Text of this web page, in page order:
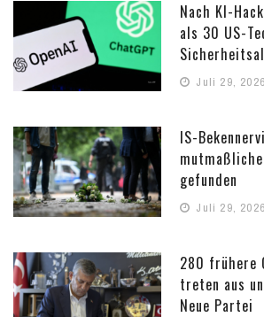
Nach KI-
als 30 US-
Juli 29, 2026
IS-
gefunden
Juli 29, 2026
280 frühere
treten aus
Neue Partei